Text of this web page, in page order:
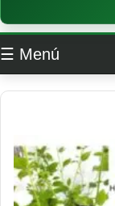
☰ Menú